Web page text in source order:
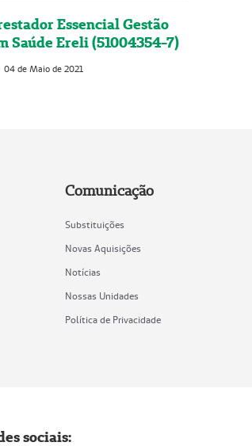
Essencial Gestão
Saúde Ereli (51004354-7)
04 de Maio de 2021
Comunicação
Substituições
Novas Aquisições
Notícias
Nossas Unidades
Política de Privacidade
sociais: